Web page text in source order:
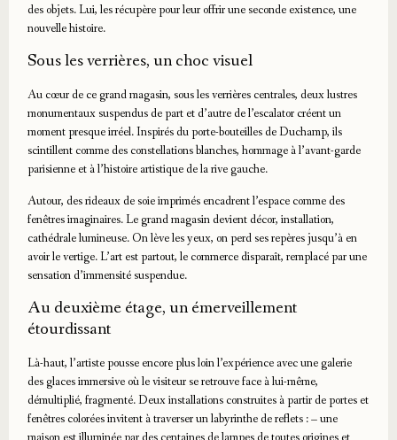
des objets. Lui, les récupère pour leur offrir une seconde existence, une
nouvelle histoire.
Sous les verrières, un choc visuel
Au cœur de ce grand magasin, sous les verrières centrales, deux lustres
monumentaux suspendus de part et d’autre de l’escalator créent un
moment presque irréel. Inspirés du porte-bouteilles de Duchamp, ils
scintillent comme des constellations blanches, hommage à l’avant-garde
parisienne et à l’histoire artistique de la rive gauche.
Autour, des rideaux de soie imprimés encadrent l’espace comme des
fenêtres imaginaires. Le grand magasin devient décor, installation,
cathédrale lumineuse. On lève les yeux, on perd ses repères jusqu’à en
avoir le vertige. L’art est partout, le commerce disparaît, remplacé par une
sensation d’immensité suspendue.
Au deuxième étage, un émerveillement
étourdissant
Là-haut, l’artiste pousse encore plus loin l’expérience avec une galerie
des glaces immersive où le visiteur se retrouve face à lui-même,
démultiplié, fragmenté. Deux installations construites à partir de portes et
fenêtres colorées invitent à traverser un labyrinthe de reflets : – une